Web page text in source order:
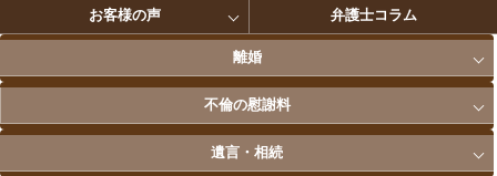
お客様の声 弁護士コラム
離婚
不倫の慰謝料
遺言・相続